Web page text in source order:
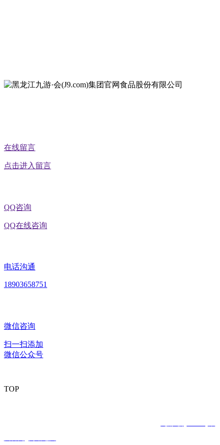
在线留言
点击进入留言
QQ咨询
QQ在线咨询
电话沟通
18903658751
微信咨询
扫一扫添加
微信公众号
TOP